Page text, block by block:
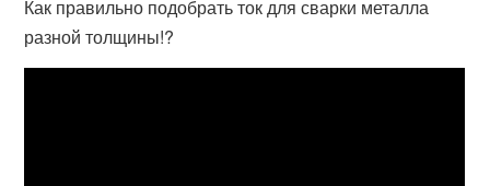
Как правильно подобрать ток для сварки металла
разной толщины!?